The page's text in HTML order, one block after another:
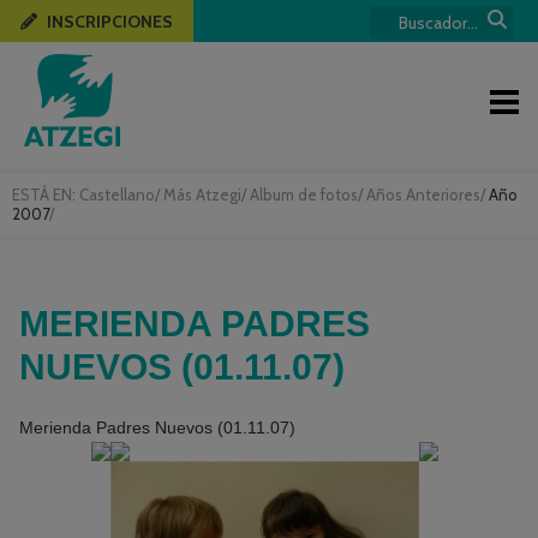
ESTÁ EN: Castellano/ Más Atzegi/ Album de fotos/ Años Anteriores/Año
2007/
INSCRIPCIONES
MERIENDA PADRES
NUEVOS (01.11.07)
Merienda Padres Nuevos (01.11.07)